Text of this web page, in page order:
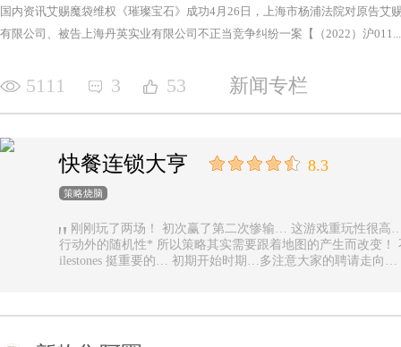
国内资讯艾赐魔袋维权《璀璨宝石》成功4月26日，上海市杨浦法院对原告艾
有限公司、被告上海丹英实业有限公司不正当竞争纠纷一案【（2022）沪011...
5111 3 53 新闻专栏
快餐连锁大亨 8.3
策略烧脑
刚刚玩了两场！ 初次赢了第二次惨输… 这游戏重玩性很高… 主要是唯一的随机性是地图… 除了玩家
行动外的随机性* 所以策略其实需要跟着地图的产生而改变！ 不能一直使用一样的科技书！ 然后记得m
ilestones 挺重要的… 初期开始时期…多注意大家的聘请走向